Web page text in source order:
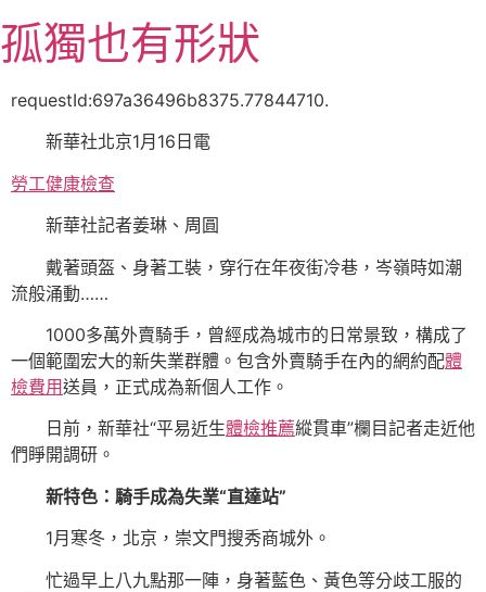
至
主
孤獨也有形狀
requestId:697a36496b8375.77844710.
新華社北京1月16日電
勞工健康檢查
新華社記者姜琳、周圓
戴著頭盔、身著工裝，穿行在年夜街冷巷，岑嶺時如潮
流般涌動……
1000多萬外賣騎手，曾經成為城市的日常景致，構成了
一個範圍宏大的新失業群體。包含外賣騎手在內的網約配體
檢費用送員，正式成為新個人工作。
日前，新華社“平易近生體檢推薦縱貫車”欄目記者走近他
們睜開調研。
新特色：騎手成為失業“直達站”
1月寒冬，北京，崇文門搜秀商城外。
忙過早上八九點那一陣，身著藍色、黃色等分歧工服的